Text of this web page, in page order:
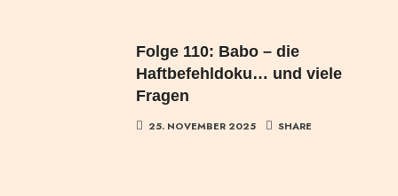
Folge 110: Babo – die
Haftbefehldoku… und viele
Fragen
25. NOVEMBER 2025 SHARE